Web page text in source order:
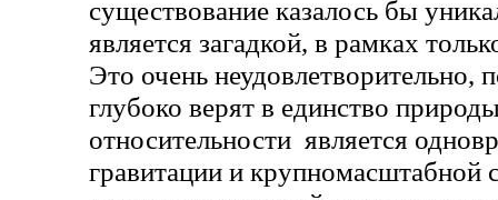
существование казалось бы
является загадкой, в рамках
Это очень неудовлетворительно,
глубоко верят в единство
относительности является
гравитации и крупномасштабной